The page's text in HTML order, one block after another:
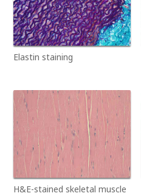
Elastin staining
H&E-stained skeletal muscle